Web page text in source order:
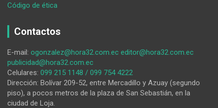
Código de ética
en
pasivo
va
a
la
administración
Contactos
E-mail: ogonzalez@hora32.com.ec editor@hora32.com.ec
publicidad@hora32.com.ec
Celulares: 099 215 1148 / 099 754 4222
Dirección: Bolívar 209-52, entre Mercadillo y Azuay (segundo
piso), a pocos metros de la plaza de San Sebastián, en la
ciudad de Loja.